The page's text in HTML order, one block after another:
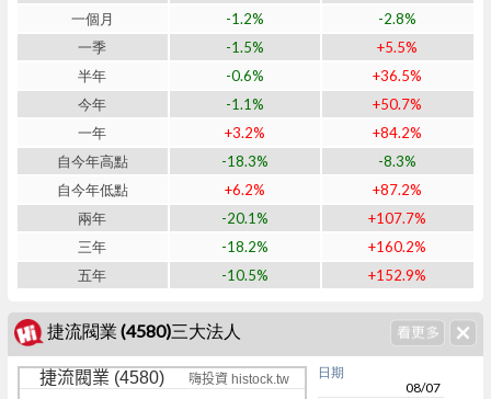
一個月
-1.2%
-2.8%
一季
-1.5%
+5.5%
半年
-0.6%
+36.5%
今年
-1.1%
+50.7%
一年
+3.2%
+84.2%
自今年高點
-18.3%
-8.3%
自今年低點
+6.2%
+87.2%
兩年
-20.1%
+107.7%
三年
-18.2%
+160.2%
五年
-10.5% +152.9%
捷流閥業 (4580)三大法人
捷流閥業 (4580) 嗨投資 histock.tw
日期
08/07